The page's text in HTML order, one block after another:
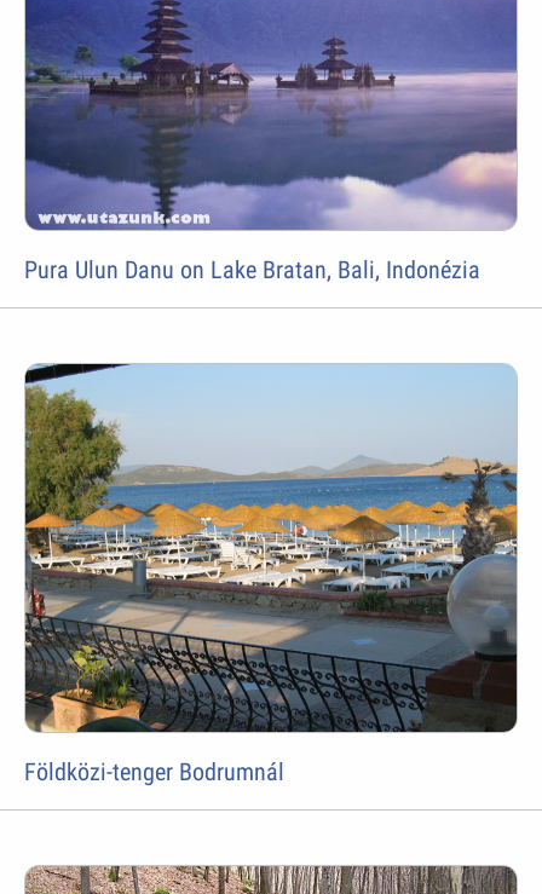
Pura Ulun Danu on Lake Bratan, Bali, Indonézia
Földközi-tenger Bodrumnál